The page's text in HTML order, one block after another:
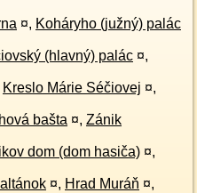
¤, Koháryho (južný) palác
(hlavný) palác ¤,
Kreslo Márie Séčiovej ¤,
bašta ¤, Zánik
dom (dom hasiča) ¤,
¤, Hrad Muráň ¤,